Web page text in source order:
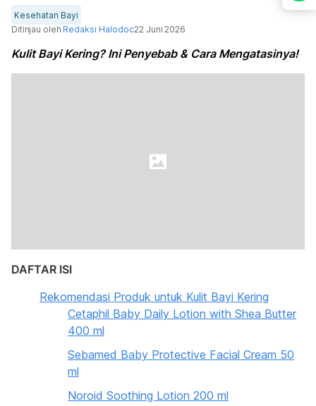
Kesehatan Bayi
Ditinjau oleh Redaksi Halodoc22 Juni 2026
Kulit Bayi Kering? Ini Penyebab & Cara Mengatasinya!
DAFTAR ISI
Rekomendasi Produk untuk Kulit Bayi Kering
Cetaphil Baby Daily Lotion with Shea Butter
400 ml
Sebamed Baby Protective Facial Cream 50
ml
Noroid Soothing Lotion 200 ml